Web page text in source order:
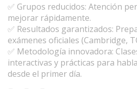
✅ Grupos reducidos: Atención
mejorar rápidamente.
✅ Resultados garantizados:
exámenes oficiales (Cambridge,
✅ Metodología innovadora:
interactivas y prácticas para
desde el primer día.